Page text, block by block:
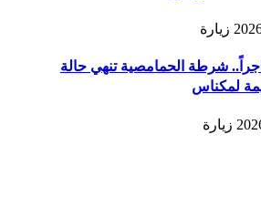
زيارة
اعتداء طال 12 تاجراً.. شرطة الحمامصية تنهي حالة
لمكناس
زيارة